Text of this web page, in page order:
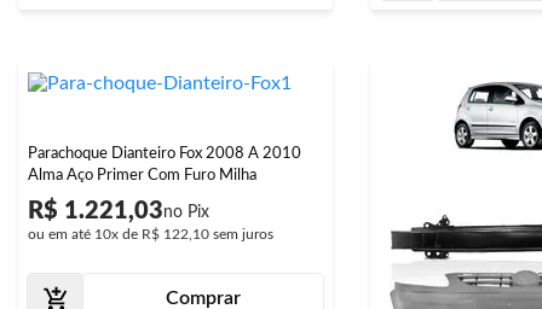
Parachoque Dianteiro Fox 2008 A 2010
Alma Aço Primer Com Furo Milha
R$ 1.221,03
ou em até 10x de R$ 122,10 sem juros
Comprar